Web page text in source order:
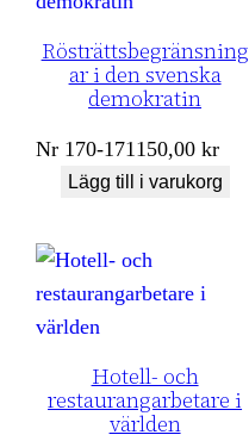
Rösträttsbegränsning
ar i den svenska
demokratin
Nr 170-171 150,00kr
Lägg till i varukorg
Hotell- och
restaurangarbetare i
världen